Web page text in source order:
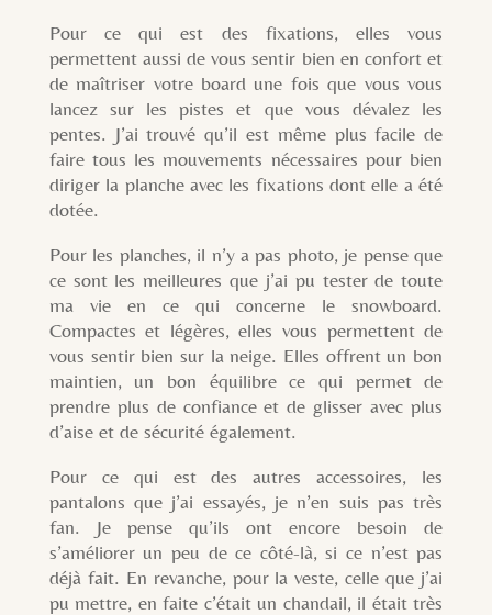
Pour ce qui est des fixations, elles vous
permettent aussi de vous sentir bien en confort et
de maîtriser votre board une fois que vous vous
lancez sur les pistes et que vous dévalez les
pentes. J’ai trouvé qu’il est même plus facile de
faire tous les mouvements nécessaires pour bien
diriger la planche avec les fixations dont elle a été
dotée.
Pour les planches, il n’y a pas photo, je pense que
ce sont les meilleures que j’ai pu tester de toute
ma vie en ce qui concerne le snowboard.
Compactes et légères, elles vous permettent de
vous sentir bien sur la neige. Elles offrent un bon
maintien, un bon équilibre ce qui permet de
prendre plus de confiance et de glisser avec plus
d’aise et de sécurité également.
Pour ce qui est des autres accessoires, les
pantalons que j’ai essayés, je n’en suis pas très
fan. Je pense qu’ils ont encore besoin de
s’améliorer un peu de ce côté-là, si ce n’est pas
déjà fait. En revanche, pour la veste, celle que j’ai
pu mettre, en faite c’était un chandail, il était très